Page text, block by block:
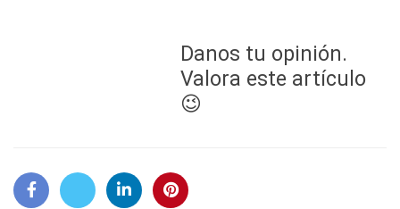
Danos tu opinión.
Valora este artículo
😉